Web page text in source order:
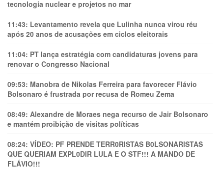
tecnologia nuclear e projetos no mar
11:43: Levantamento revela que Lulinha nunca virou réu
após 20 anos de acusações em ciclos eleitorais
11:04: PT lança estratégia com candidaturas jovens para
renovar o Congresso Nacional
09:53: Manobra de Nikolas Ferreira para favorecer Flávio
Bolsonaro é frustrada por recusa de Romeu Zema
08:49: Alexandre de Moraes nega recurso de Jair Bolsonaro
e mantém proibição de visitas políticas
08:24: VÍDEO: PF PRENDE TERR0RlSTAS B0LSONARlSTAS
QUE QUERIAM EXPL0DlR LULA E O STF!!! A MANDO DE
FLÁVIO!!!